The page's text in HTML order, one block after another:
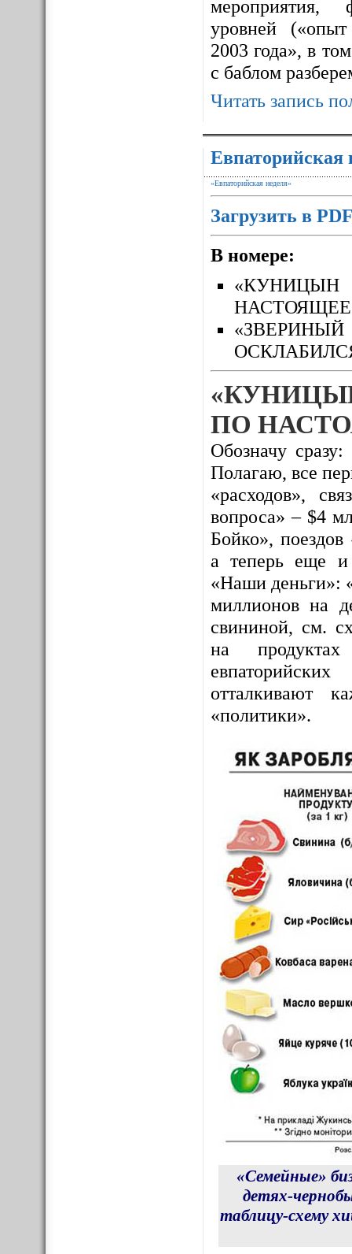
мероприятия,
уровней
2003 года», в
с баблом
Читать запись
Евпаторийская
«Евпаторийская неделя»
Загрузить в
В номере:
«КУНИЦЫН
ПО
Обозначу
Полагаю, все
«расходов»,
вопроса» – $4
Бойко»,
а теперь еще и
«Наши деньги»:
миллионов на
свининой, см.
на продуктах
отталкивают
«политики».
«Семейные»
детях-
таблицу-схему